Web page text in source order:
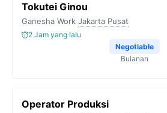
Tokutei Ginou
Ganesha Work Jakarta Pusat
2 Jam yang lalu
Negotiable
Bulanan
Operator Produksi